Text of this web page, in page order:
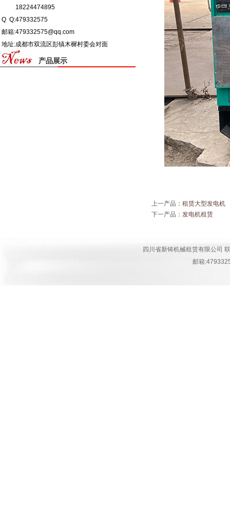
18224474895
Q Q:479332575
邮箱:479332575@qq.com
地址:成都市双流区彭镇木樨村委会对面
产品展示
上一产品 ： 租赁大型发电机
下一产品 ： 发电机租赁
四川省新铸机械租赁有限公司
邮箱